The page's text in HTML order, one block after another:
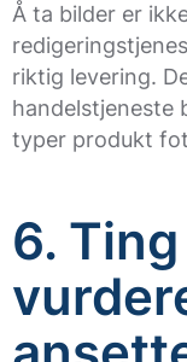
Å ta bilder er
riktig levering.
handelstjeneste
typer produkt
6.